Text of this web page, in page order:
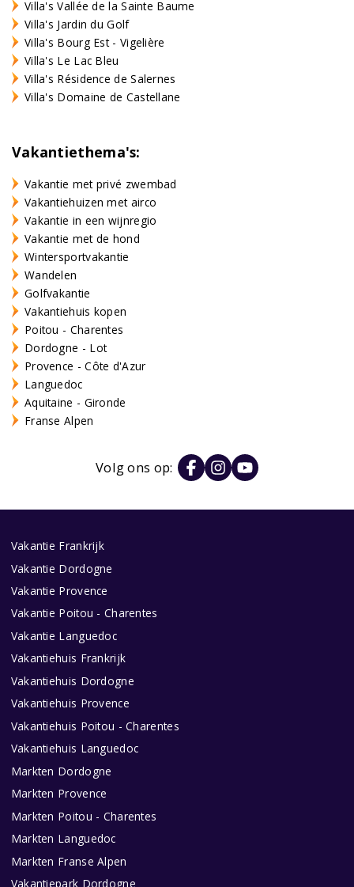
Villa's Vallée de la Sainte Baume
Villa's Jardin du Golf
Villa's Bourg Est - Vigelière
Villa's Le Lac Bleu
Villa's Résidence de Salernes
Villa's Domaine de Castellane
Vakantiethema's:
Vakantie met privé zwembad
Vakantiehuizen met airco
Vakantie in een wijnregio
Vakantie met de hond
Wintersportvakantie
Wandelen
Golfvakantie
Vakantiehuis kopen
Poitou - Charentes
Dordogne - Lot
Provence - Côte d'Azur
Languedoc
Aquitaine - Gironde
Franse Alpen
Volg ons op:
Vakantie Frankrijk
Vakantie Dordogne
Vakantie Provence
Vakantie Poitou - Charentes
Vakantie Languedoc
Vakantiehuis Frankrijk
Vakantiehuis Dordogne
Vakantiehuis Provence
Vakantiehuis Poitou - Charentes
Vakantiehuis Languedoc
Markten Dordogne
Markten Provence
Markten Poitou - Charentes
Markten Languedoc
Markten Franse Alpen
Vakantiepark Dordogne